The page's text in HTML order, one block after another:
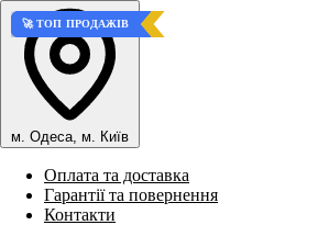
м. Одеса, м. Київ
Оплата та доставка
Гарантії та повернення
Контакти
🚀 ТОП ПРОДАЖІВ
🏆 КРАЩИЙ ВАРІАНТ
🚀 ТОП ПРОДАЖІВ
🚀 ТОП ПРОДАЖІВ
🚀 ТОП ПРОДАЖІВ